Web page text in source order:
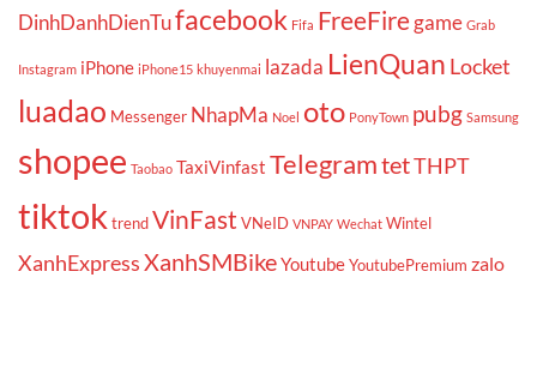
DinhDanhDienTufacebook Fifa FreeFiregame Grab
Instagram iPhone iPhone15 khuyenmai lazada LienQuan Locket
luadao Messenger NhapMa Noel oto PonyTown pubg Samsung
shopee Taobao TaxiVinfast TelegramtetTHPT
tiktok trendVinFast VNeID VNPAY Wechat Wintel
XanhExpressXanhSMBikeYoutubeYoutubePremium zalo